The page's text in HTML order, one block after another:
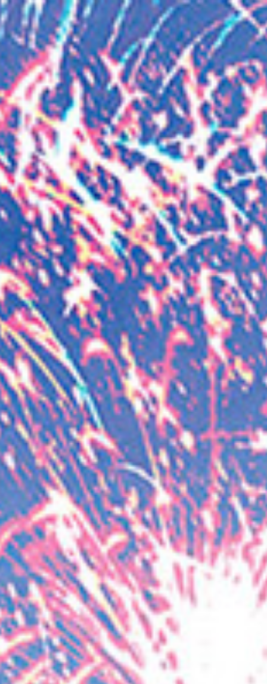
ハミルトンエッセンスハミルトンの時計ハミルトンブラックハミルトン時計販売
ン メンズ 時計 メンズ ハミルトン 腕時計 ハミルトン腕時計 ハミルトン メンズ 腕時
ト ハミルトン パンユーロ 1971 Hamilton 腕時計ハミルトン 時計 H24471731ハミル